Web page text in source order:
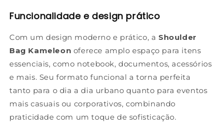
Funcionalidade e design prático
Com um design moderno e prático, a Shoulder
Bag Kameleon oferece amplo espaço para itens
essenciais, como notebook, documentos, acessórios
e mais. Seu formato funcional a torna perfeita
tanto para o dia a dia urbano quanto para eventos
mais casuais ou corporativos, combinando
praticidade com um toque de sofisticação.